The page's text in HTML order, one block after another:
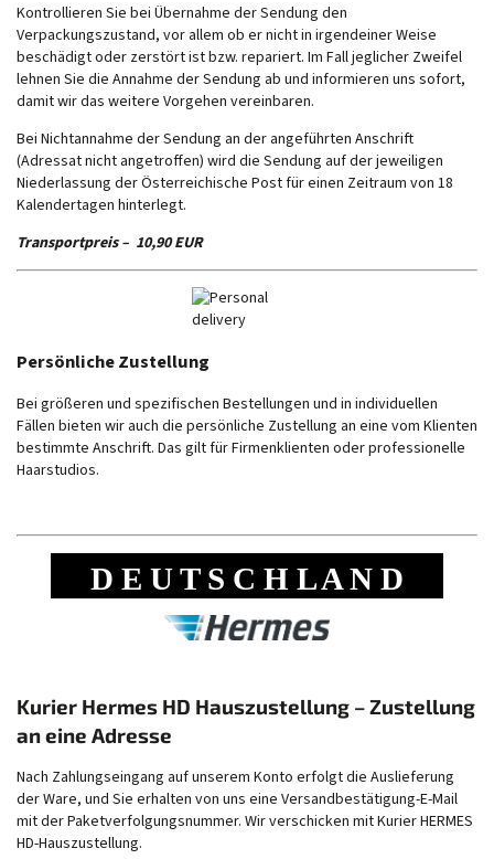
Kontrollieren Sie bei Übernahme der Sendung den
Verpackungszustand, vor allem ob er nicht in irgendeiner Weise
beschädigt oder zerstört ist bzw. repariert. Im Fall jeglicher Zweifel
lehnen Sie die Annahme der Sendung ab und informieren uns sofort,
damit wir das weitere Vorgehen vereinbaren.
Bei Nichtannahme der Sendung an der angeführten Anschrift
(Adressat nicht angetroffen) wird die Sendung auf der jeweiligen
Niederlassung der Österreichische Post für einen Zeitraum von 18
Kalendertagen hinterlegt.
Transportpreis – 10,90 EUR
Persönliche Zustellung
Bei größeren und spezifischen Bestellungen und in individuellen
Fällen bieten wir auch die persönliche Zustellung an eine vom Klienten
bestimmte Anschrift. Das gilt für Firmenklienten oder professionelle
Haarstudios.
D E U T S C H L A N D
Kurier Hermes HD Hauszustellung – Zustellung
an eine Adresse
Nach Zahlungseingang auf unserem Konto erfolgt die Auslieferung
der Ware, und Sie erhalten von uns eine Versandbestätigung-E-Mail
mit der Paketverfolgungsnummer. Wir verschicken mit Kurier HERMES
HD-Hauszustellung.